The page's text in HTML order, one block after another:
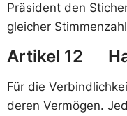
Präsident den
gleicher
Artikel 12
Für die
deren Vermögen.